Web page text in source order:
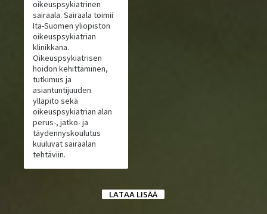
oikeuspsykiatrinen
sairaala. Sairaala toimii
Itä-Suomen yliopiston
oikeuspsykiatrian
klinikkana.
Oikeuspsykiatrisen
hoidon kehittäminen,
tutkimus ja
asiantuntijuuden
ylläpito sekä
oikeuspsykiatrian alan
perus-, jatko- ja
täydennyskoulutus
kuuluvat sairaalan
tehtäviin.
LATAA LISÄÄ